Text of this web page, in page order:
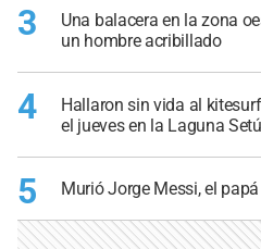
3
Una balacera en la zona
un hombre acribillado
4
Hallaron sin vida al
el jueves en la Laguna
5 Murió Jorge Messi, el